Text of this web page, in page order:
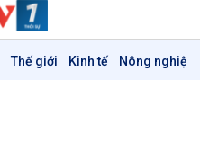
Thế giới Kinh tế Nông nghiệp